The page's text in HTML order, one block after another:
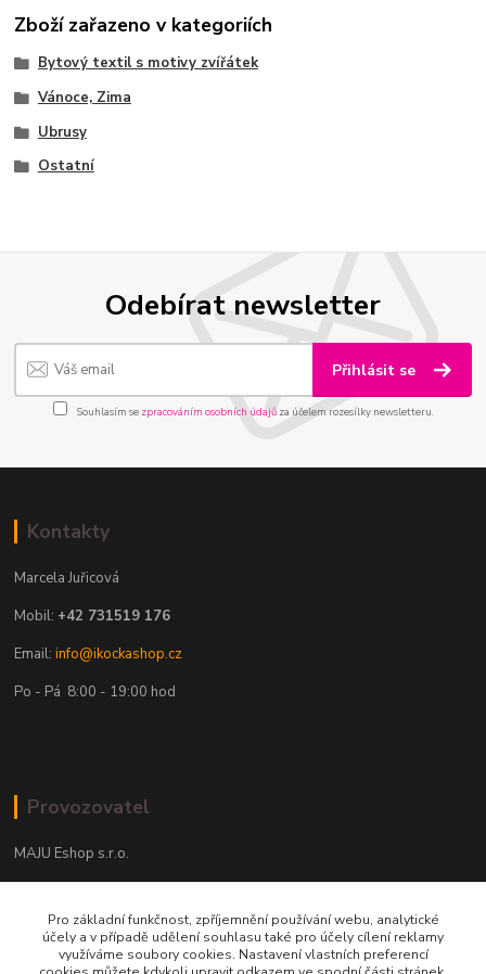
Zboží zařazeno v kategoriích
Bytový textil s motivy zvířátek
Vánoce, Zima
Ubrusy
Ostatní
Odebírat newsletter
Přihlásit se
Souhlasím se zpracováním osobních údajůza účelem rozesílky newsletteru.
Kontakty
Marcela Juřicová
Mobil: +42 731519 176
Email:info@ikockashop.cz
Po - Pá 8:00 - 19:00 hod
Provozovatel
MAJU Eshop s.r.o.
702 00 Ostrava
IČ: 09674799
Pro základní funkčnost, zpříjemnění používání webu, analytické
účely a v případě udělení souhlasu také pro účely cílení reklamy
využíváme soubory cookies. Nastavení vlastních preferencí